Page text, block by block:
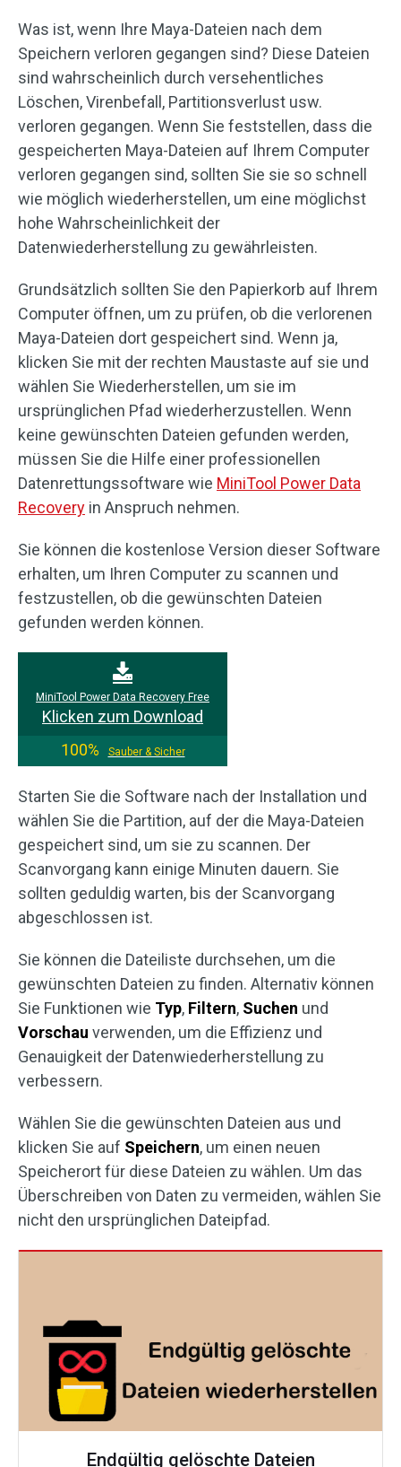
Was ist, wenn Ihre Maya-Dateien nach dem
Speichern verloren gegangen sind? Diese Dateien
sind wahrscheinlich durch versehentliches
Löschen, Virenbefall, Partitionsverlust usw.
verloren gegangen. Wenn Sie feststellen, dass die
gespeicherten Maya-Dateien auf Ihrem Computer
verloren gegangen sind, sollten Sie sie so schnell
wie möglich wiederherstellen, um eine möglichst
hohe Wahrscheinlichkeit der
Datenwiederherstellung zu gewährleisten.
Grundsätzlich sollten Sie den Papierkorb auf Ihrem
Computer öffnen, um zu prüfen, ob die verlorenen
Maya-Dateien dort gespeichert sind. Wenn ja,
klicken Sie mit der rechten Maustaste auf sie und
wählen Sie Wiederherstellen, um sie im
ursprünglichen Pfad wiederherzustellen. Wenn
keine gewünschten Dateien gefunden werden,
müssen Sie die Hilfe einer professionellen
Datenrettungssoftware wie MiniTool Power Data
Recovery in Anspruch nehmen.
Sie können die kostenlose Version dieser Software
erhalten, um Ihren Computer zu scannen und
festzustellen, ob die gewünschten Dateien
gefunden werden können.
MiniTool Power Data Recovery Free
Klicken zum Download
100%
Sauber & Sicher
Starten Sie die Software nach der Installation und
wählen Sie die Partition, auf der die Maya-Dateien
gespeichert sind, um sie zu scannen. Der
Scanvorgang kann einige Minuten dauern. Sie
sollten geduldig warten, bis der Scanvorgang
abgeschlossen ist.
Sie können die Dateiliste durchsehen, um die
gewünschten Dateien zu finden. Alternativ können
Sie Funktionen wie Typ, Filtern, Suchen und
Vorschau verwenden, um die Effizienz und
Genauigkeit der Datenwiederherstellung zu
verbessern.
Wählen Sie die gewünschten Dateien aus und
klicken Sie auf Speichern, um einen neuen
Speicherort für diese Dateien zu wählen. Um das
Überschreiben von Daten zu vermeiden, wählen Sie
nicht den ursprünglichen Dateipfad.
Endgültig gelöschte Dateien